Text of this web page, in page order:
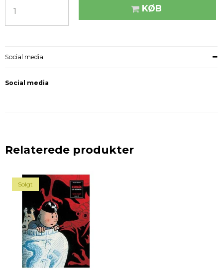
KØB
Social media
Social media
Relaterede produkter
Solgt